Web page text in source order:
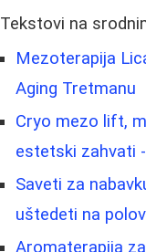
Tekstovi na
Mezoterapija
Aging Tretmanu
Cryo mezo lift,
estetski zahvati
Saveti za
uštedeti na
Aromaterapija